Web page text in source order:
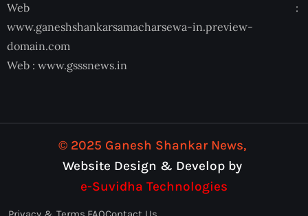
Web :
www.ganeshshankarsamacharsewa-in.preview-
domain.com
Web : www.gsssnews.in
© 2025 Ganesh Shankar News,
Website Design & Develop by
e-Suvidha Technologies